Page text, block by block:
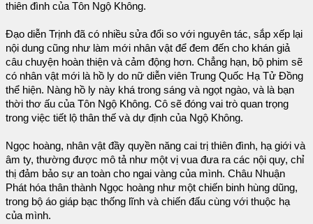
thiên đình của Tôn Ngộ Không.
Đạo diễn Trịnh đã có nhiều sửa đổi so với nguyên tác, sắp xếp lại
nội dung cũng như làm mới nhân vật để đem đến cho khán giả
câu chuyện hoàn thiện và cảm động hơn. Chẳng hạn, bộ phim sẽ
có nhân vật mới là hồ ly do nữ diễn viên Trung Quốc Hạ Tử Đồng
thể hiện. Nàng hồ ly này khá trong sáng và ngọt ngào, và là bạn
thời thơ ấu của Tôn Ngộ Không. Cô sẽ đóng vai trò quan trọng
trong việc tiết lộ thân thế và dự định của Ngộ Không.
Ngọc hoàng, nhân vật đầy quyền năng cai trị thiên đình, hạ giới và
âm ty, thường được mô tả như một vị vua đưa ra các nội quy, chỉ
thị đảm bảo sự an toàn cho ngai vàng của mình. Châu Nhuận
Phát hóa thân thành Ngọc hoàng như một chiến binh hùng dũng,
trong bộ áo giáp bạc thống lĩnh và chiến đấu cùng với thuộc hạ
của mình.